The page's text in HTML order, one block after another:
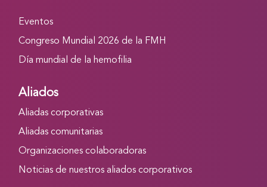
Eventos
Congreso Mundial 2026 de la FMH
Día mundial de la hemofilia
Aliados
Aliadas corporativas
Aliadas comunitarias
Organizaciones colaboradoras
Noticias de nuestros aliados corporativos